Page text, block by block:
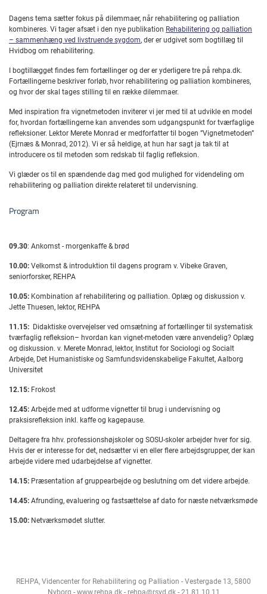
Dagens tema sætter fokus på dilemmaer, når rehabilitering og palliation
kombineres. Vi tager afsæt i den nye publikation Rehabilitering og palliation
– sammenhæng ved livstruende sygdom, der er udgivet som bogtillæg til
Hvidbog om rehabilitering.
I bogtillægget findes fem fortællinger og der er yderligere tre på rehpa.dk.
Fortællingerne beskriver forløb, hvor rehabilitering og palliation kombineres,
og hvor der skal tages stilling til en række dilemmaer.
Med inspiration fra vignetmetoden inviterer vi jer med til at udvikle en model
for, hvordan fortællingerne kan anvendes som udgangspunkt for tværfaglige
refleksioner. Lektor Merete Monrad er medforfatter til bogen ”Vignetmetoden”
(Ejrnæs & Monrad, 2012). Vi er så heldige, at hun har sagt ja tak til at
introducere os til metoden som redskab til faglig refleksion.
Vi glæder os til en spændende dag med god mulighed for videndeling om
rehabilitering og palliation direkte relateret til undervisning.
Program
09.30: Ankomst - morgenkaffe & brød
10.00: Velkomst & introduktion til dagens program v. Vibeke Graven,
seniorforsker, REHPA
10.05: Kombination af rehabilitering og palliation. Oplæg og diskussion v.
Jette Thuesen, lektor, REHPA
11.15: Didaktiske overvejelser ved omsætning af fortællinger til systematisk
tværfaglig refleksion– hvordan kan vignet-metoden være anvendelig? Oplæg
og diskussion. v. Merete Monrad, lektor, Institut for Sociologi og Socialt
Arbejde, Det Humanistiske og Samfundsvidenskabelige Fakultet, Aalborg
Universitet
12.15: Frokost
12.45: Arbejde med at udforme vignetter til brug i undervisning og
praksisrefleksion inkl. kaffe og kagepause.
Deltagere fra hhv. professionshøjskoler og SOSU-skoler arbejder hver for sig.
Hvis der er interesse for det, nedsætter vi en eller flere arbejdsgrupper, der kan
arbejde videre med udarbejdelse af vignetter.
14.15: Præsentation af gruppearbejde og beslutning om det videre arbejde.
14.45: Afrunding, evaluering og fastsættelse af dato for næste netværksmøde
15.00: Netværksmødet slutter.
REHPA, Videncenter for Rehabilitering og Palliation - Vestergade 13, 5800
Nyborg - www.rehpa.dk - rehpa@rsyd.dk - 21 81 10 11